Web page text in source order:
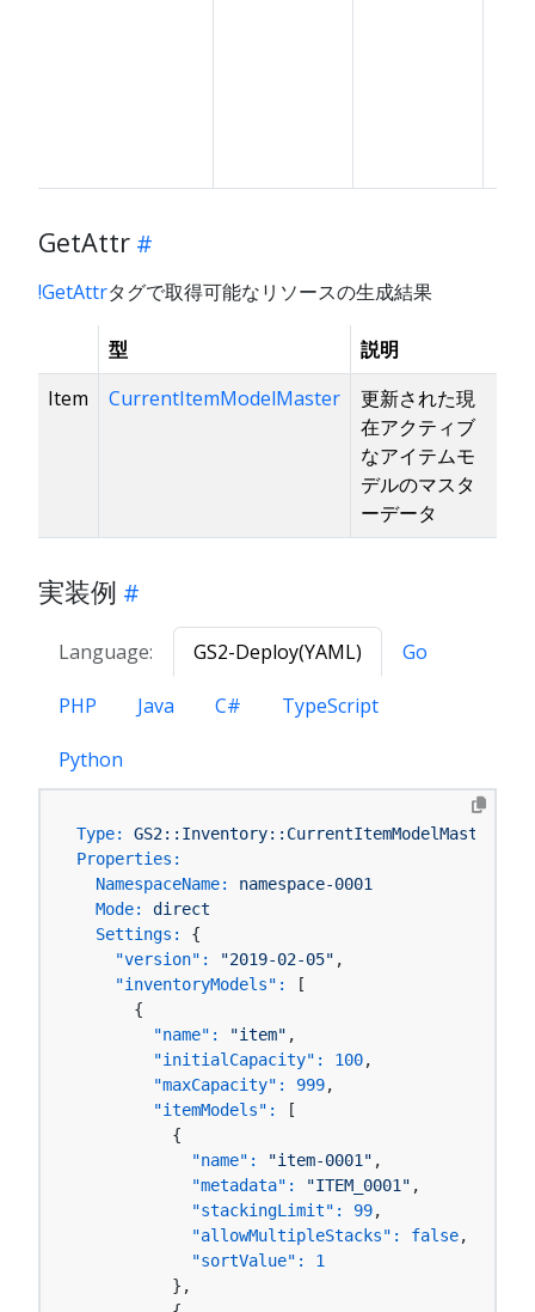
GetAttr
!GetAttrタグで取得可能なリソースの生成結果
型
説明
Item
CurrentItemModelMaster
更新された現
在アクティブ
なアイテムモ
デルのマスタ
ーデータ
実装例
Language: GS2-Deploy(YAML) Go
PHP Java C# TypeScript
Python
Type:
GS2::Inventory::CurrentItemModelMaster
Properties:
NamespaceName:
namespace-0001
Mode:
direct
Settings:
{
"version":
"2019-02-05" ,
"inventoryModels":
[
      {
"name":
"item" ,
"initialCapacity":
100,
"maxCapacity":
999,
"itemModels":
[
          {
"name":
"item-0001" ,
"metadata":
"ITEM_0001" ,
"stackingLimit":
99,
"allowMultipleStacks":
false,
"sortValue":
1
          },